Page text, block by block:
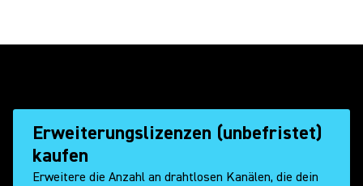
Erweiterungslizenzen (unbefristet)
kaufen
Erweitere die Anzahl an drahtlosen Kanälen, die dein